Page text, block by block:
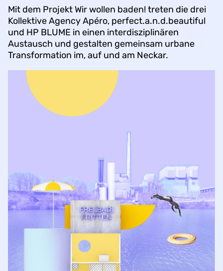
Mit dem Projekt Wir wollen baden! treten die drei
Kollektive Agency Apéro, perfect.a.n.d.beautiful
und HP BLUME in einen interdisziplinären
Austausch und gestalten gemeinsam urbane
Transformation im, auf und am Neckar.